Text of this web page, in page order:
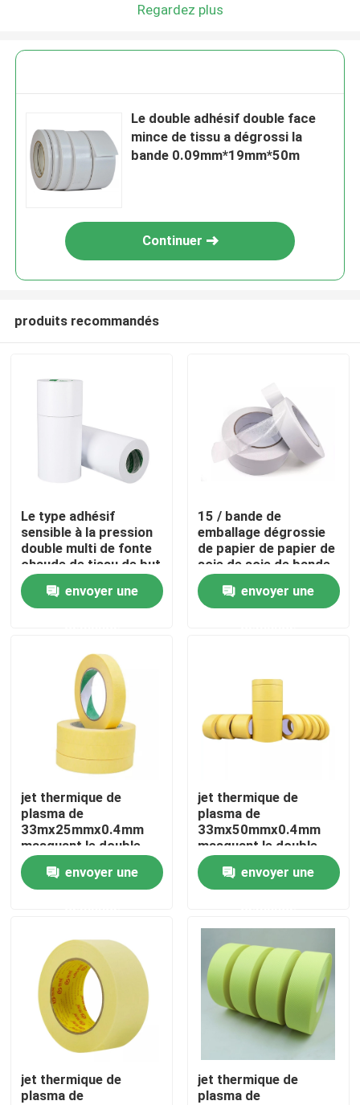
Produits
Visite d'usine
Contrôle de qualité
Contactez-nous
Demandez une citation
Ruban adhésif de BOPP
Ruban adhésif de papier d'emballage
Ruban adhésif d'ANIMAL FAMILIER
Regardez plus
Le double adhésif double face
mince de tissu a dégrossi la
bande 0.09mm*19mm*50m
Continuer
produits recommandés
Le type adhésif
sensible à la pression
double multi de fonte
chaude de tissu de but
a dégrossi ruban
adhésifenvoyer une
15 / bande de
emballage dégrossie
de papier de papier de
soie de soie de bande
de libération blanche
de 20mmx50m double
envoyer une
jet thermique de
plasma de
33mx25mmx0.4mm
masquant le double
ruban adhésif latéral
envoyer une
jet thermique de
plasma de
33mx50mmx0.4mm
masquant le double
ruban adhésif latéral
envoyer une
jet thermique de
plasma de
jet thermique de
plasma de